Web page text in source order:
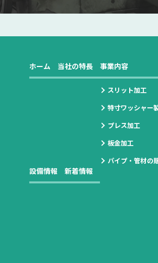
ホーム 当社の特長 事業内容
スリット加工
特寸ワッシャー
プレス加工
板金加工
パイプ・管材の
設備情報 新着情報